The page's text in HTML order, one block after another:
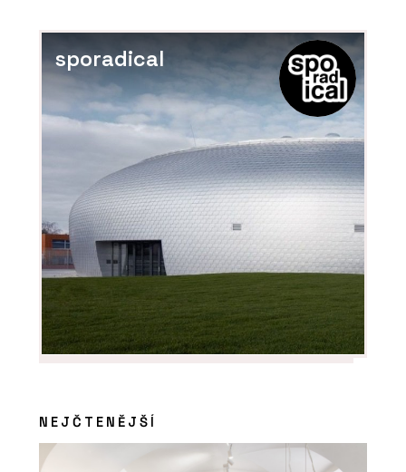
PRODUKTY
Porcelánová kolekce Decento®
Od teď můžete navrhovat chytré
domy jako standard. Jak?
sporadical
NEJČTENĚJŠÍ